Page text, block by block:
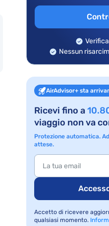
Nessun
AirAdvisor+ sta
Ricevi fino a
viaggio non va
Protezione automatica.
attese.
Accetto di ricevere
qualsiasi momento.